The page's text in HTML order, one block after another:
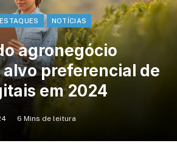
NOTÍCIAS
agronegócio
preferencial de
em 2024
6 Mins de leitura